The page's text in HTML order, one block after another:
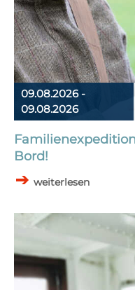
09.08.2026 -
09.08.2026
Bord!
weiterlesen